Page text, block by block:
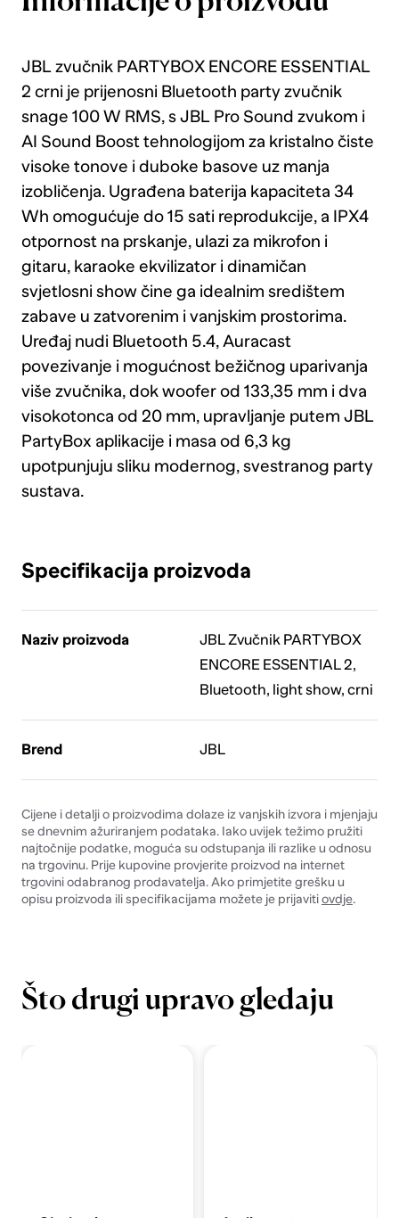
JBL zvučnik PARTYBOX ENCORE ESSENTIAL
2 crni je prijenosni Bluetooth party zvučnik
snage 100 W RMS, s JBL Pro Sound zvukom i
AI Sound Boost tehnologijom za kristalno čiste
visoke tonove i duboke basove uz manja
izobličenja. Ugrađena baterija kapaciteta 34
Wh omogućuje do 15 sati reprodukcije, a IPX4
otpornost na prskanje, ulazi za mikrofon i
gitaru, karaoke ekvilizator i dinamičan
svjetlosni show čine ga idealnim središtem
zabave u zatvorenim i vanjskim prostorima.
Uređaj nudi Bluetooth 5.4, Auracast
povezivanje i mogućnost bežičnog uparivanja
više zvučnika, dok woofer od 133,35 mm i dva
visokotonca od 20 mm, upravljanje putem JBL
PartyBox aplikacije i masa od 6,3 kg
upotpunjuju sliku modernog, svestranog party
sustava.
Specifikacija proizvoda
Naziv proizvoda
JBL Zvučnik PARTYBOX
ENCORE ESSENTIAL 2,
Bluetooth, light show, crni
Brend JBL
Cijene i detalji o proizvodima dolaze iz vanjskih izvora i mjenjaju
se dnevnim ažuriranjem podataka. Iako uvijek težimo pružiti
najtočnije podatke, moguća su odstupanja ili razlike u odnosu
na trgovinu. Prije kupovine provjerite proizvod na internet
trgovini odabranog prodavatelja. Ako primjetite grešku u
opisu proizvoda ili specifikacijama možete je prijavitiovdje.
Što drugi upravo gledaju